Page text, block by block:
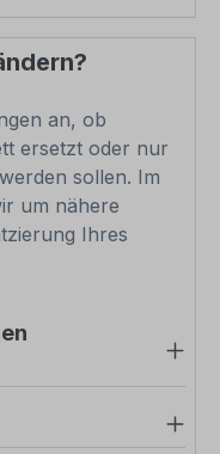
an, ob
ersetzt oder nur
sollen. Im
um nähere
Ihres